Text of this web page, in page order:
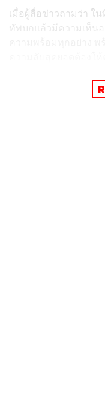
เมื่อผู้สื่อข่าวถามว่า ใ
ทัพบกแล้วมีความเห็น
เมื่อผู้สื่อข่าวถามว่า แ
หรือไม่ นายกรัฐมนต